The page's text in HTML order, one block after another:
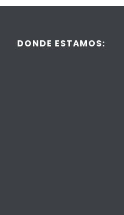
DONDE ESTAMOS: